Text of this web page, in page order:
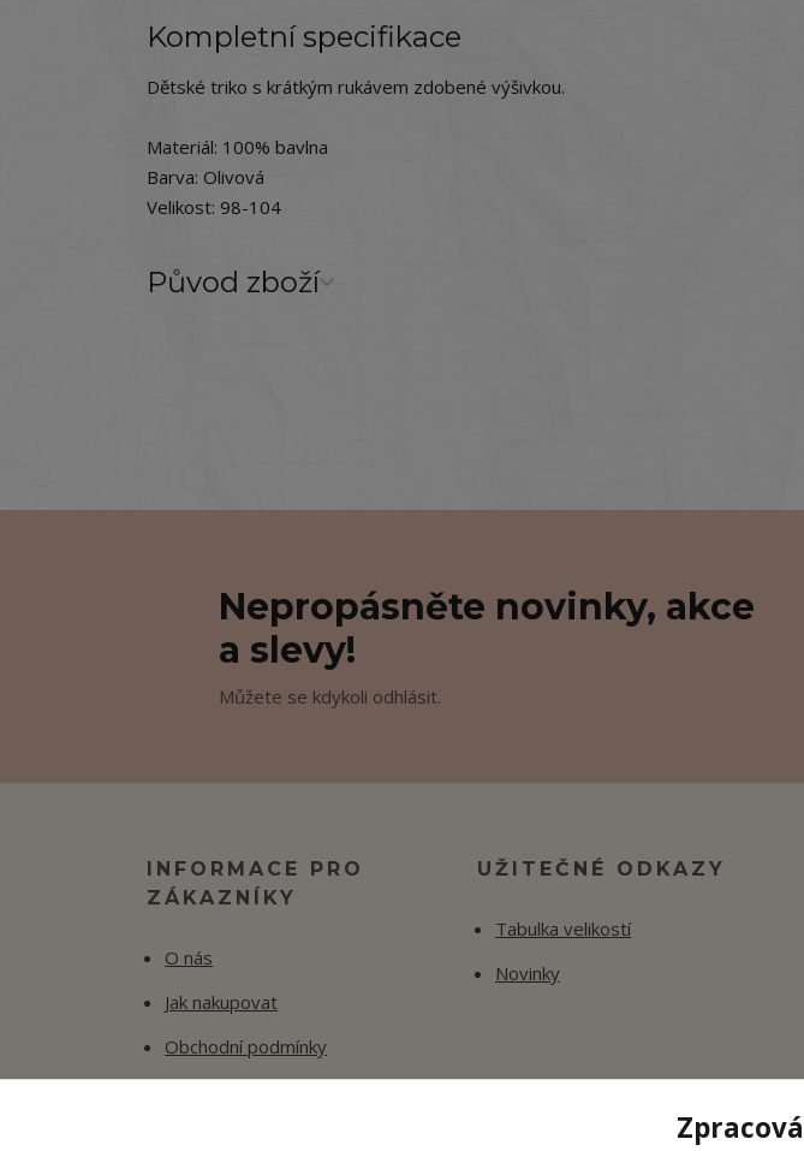
Kompletní specifikace
Dětské triko s krátkým rukávem zdobené výšivkou.
Materiál: 100% bavlna
Barva: Olivová
Velikost: 98-104
Původ zboží
Nepropásněte novinky, akce
a slevy!
Můžete se kdykoli odhlásit.
INFORMACE PRO
ZÁKAZNÍKY
O nás
Jak nakupovat
Obchodní podmínky
UŽITEČNÉ ODKAZY
Tabulka velikostí
Novinky